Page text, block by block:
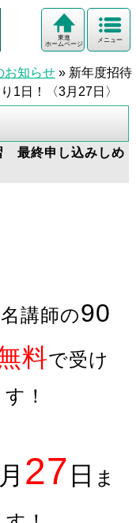
メニュー
東進
ホームページ
お知らせ » 新年度招待
1日！〈3月27日〉
最終申し込みしめ
講師の90
料で受け
！
月 27 日 ま